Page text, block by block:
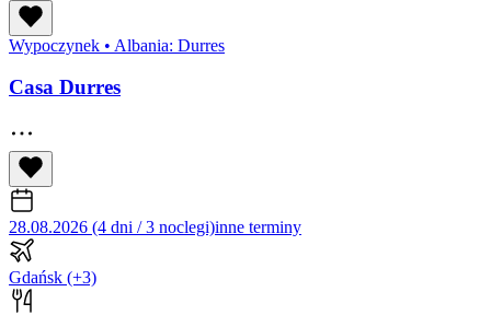
Wypoczynek • Albania: Durres
Casa Durres
28.08.2026 (4 dni / 3 noclegi)inne terminy
Gdańsk (+3)